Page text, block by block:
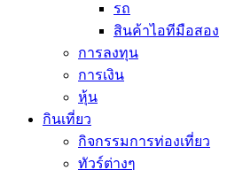
รถ
สินค้าไอทีมือสอง
การลงทุน
การเงิน
หุ้น
กินเที่ยว
กิจกรรมการท่องเที่ยว
ทัวร์ต่างๆ